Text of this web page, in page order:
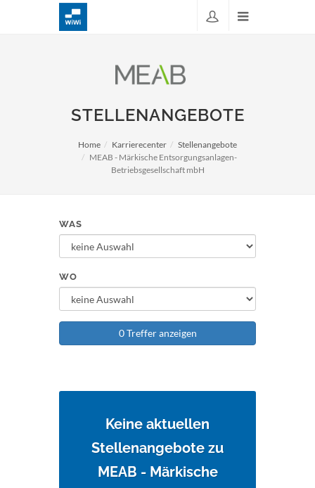
STELLENANGEBOTE
Home Karrierecenter
Stellenangebote
MEAB - Märkische Entsorgungsanlagen-
Betriebsgesellschaft mbH
WAS
WO
0 Treffer anzeigen
Keine aktuellen
Stellenangebote zu
MEAB - Märkische